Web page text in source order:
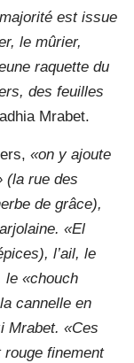
est issue
le mûrier,
raquette du
des feuilles
Mrabet.
«on y ajoute
(la rue des
de grâce),
«El
l’ail, le
le «chouch
cannelle en
Mrabet. «Ces
finement